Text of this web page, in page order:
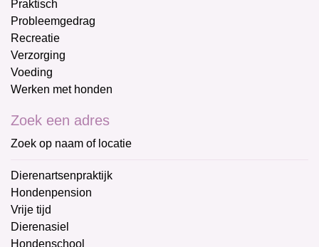
Praktisch
Probleemgedrag
Recreatie
Verzorging
Voeding
Werken met honden
Zoek een adres
Zoek op naam of locatie
Dierenartsenpraktijk
Hondenpension
Vrije tijd
Dierenasiel
Hondenschool